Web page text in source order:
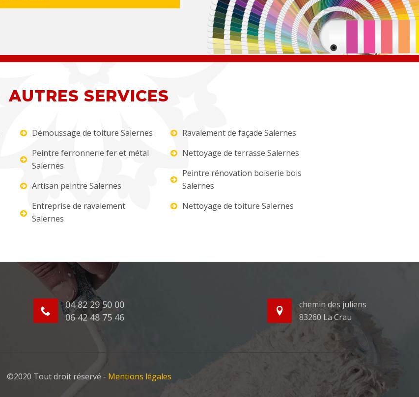
AUTRES SERVICES
Démoussage de toiture Salernes
Peintre ferronnerie fer et métal
Salernes
Artisan peintre Salernes
Entreprise de ravalement
Salernes
Ravalement de façade Salernes
Nettoyage de terrasse Salernes
Peintre rénovation boiserie bois
Salernes
Nettoyage de toiture Salernes
04 82 29 50 00
06 42 48 75 46
chemin des juliens
83260 La Crau
©2020 Tout droit réservé - Mentions légales